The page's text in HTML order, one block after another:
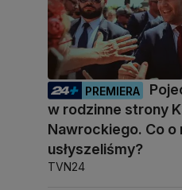
PREMIERA
w rodzinne strony
Nawrockiego. Co o
usłyszeliśmy?
TVN24